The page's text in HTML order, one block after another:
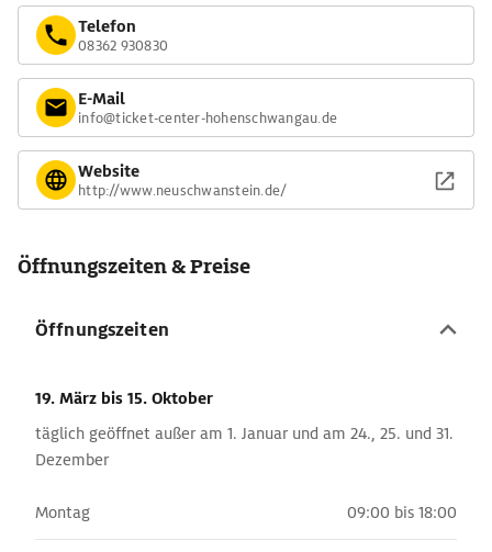
Telefon
08362 930830
E-Mail
info@ticket-center-hohenschwangau.de
Website
http://www.neuschwanstein.de/
Öffnungszeiten & Preise
Öffnungszeiten
19. März bis 15. Oktober
täglich geöffnet außer am 1. Januar und am 24., 25. und 31.
Dezember
Montag 09:00 bis 18:00